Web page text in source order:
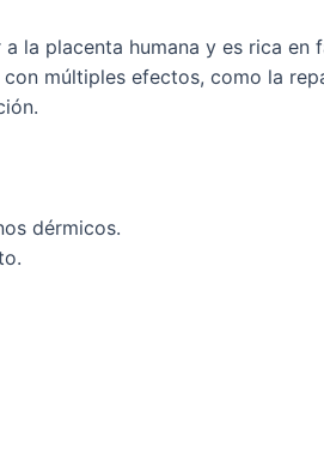
la placenta humana y es rica
múltiples efectos, como la
dérmicos.